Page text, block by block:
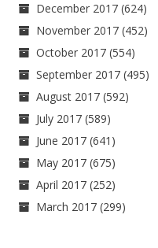
December 2017 (624)
November 2017 (452)
October 2017 (554)
September 2017 (495)
August 2017 (592)
July 2017 (589)
June 2017 (641)
May 2017 (675)
April 2017 (252)
March 2017 (299)